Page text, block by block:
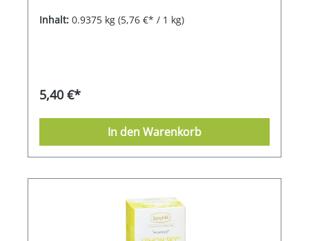
Inhalt: 0.9375 kg (5,76 €* / 1 kg)
5,40 €*
In den Warenkorb